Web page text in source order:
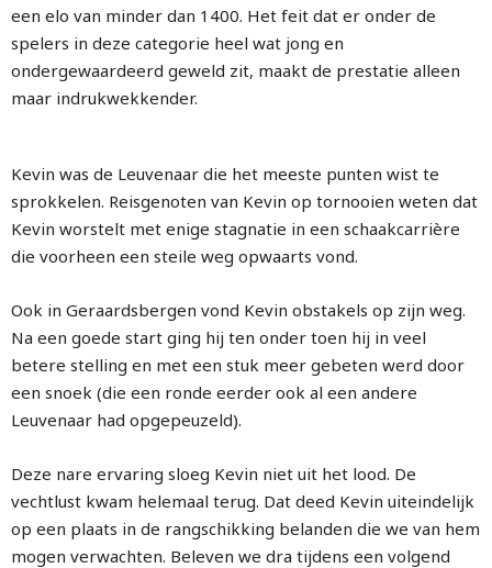
een elo van minder dan 1400. Het feit dat er onder de
spelers in deze categorie heel wat jong en
ondergewaardeerd geweld zit, maakt de prestatie alleen
maar indrukwekkender.
Kevin was de Leuvenaar die het meeste punten wist te
sprokkelen. Reisgenoten van Kevin op tornooien weten dat
Kevin worstelt met enige stagnatie in een schaakcarrière
die voorheen een steile weg opwaarts vond.
Ook in Geraardsbergen vond Kevin obstakels op zijn weg.
Na een goede start ging hij ten onder toen hij in veel
betere stelling en met een stuk meer gebeten werd door
een snoek (die een ronde eerder ook al een andere
Leuvenaar had opgepeuzeld).
Deze nare ervaring sloeg Kevin niet uit het lood. De
vechtlust kwam helemaal terug. Dat deed Kevin uiteindelijk
op een plaats in de rangschikking belanden die we van hem
mogen verwachten. Beleven we dra tijdens een volgend